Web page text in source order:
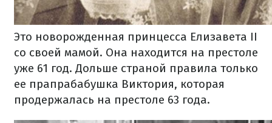
Это новорожденная принцесса Елизавета II
со своей мамой. Она находится на престоле
уже 61 год. Дольше страной правила только
ее прапрабабушка Виктория, которая
продержалась на престоле 63 года.